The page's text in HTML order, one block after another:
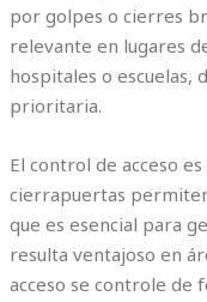
por golpes o cierres
relevante en lugares
hospitales o escuelas,
prioritaria.
El control de acceso
cierrapuertas
que es esencial para
resulta ventajoso en
acceso se controle de